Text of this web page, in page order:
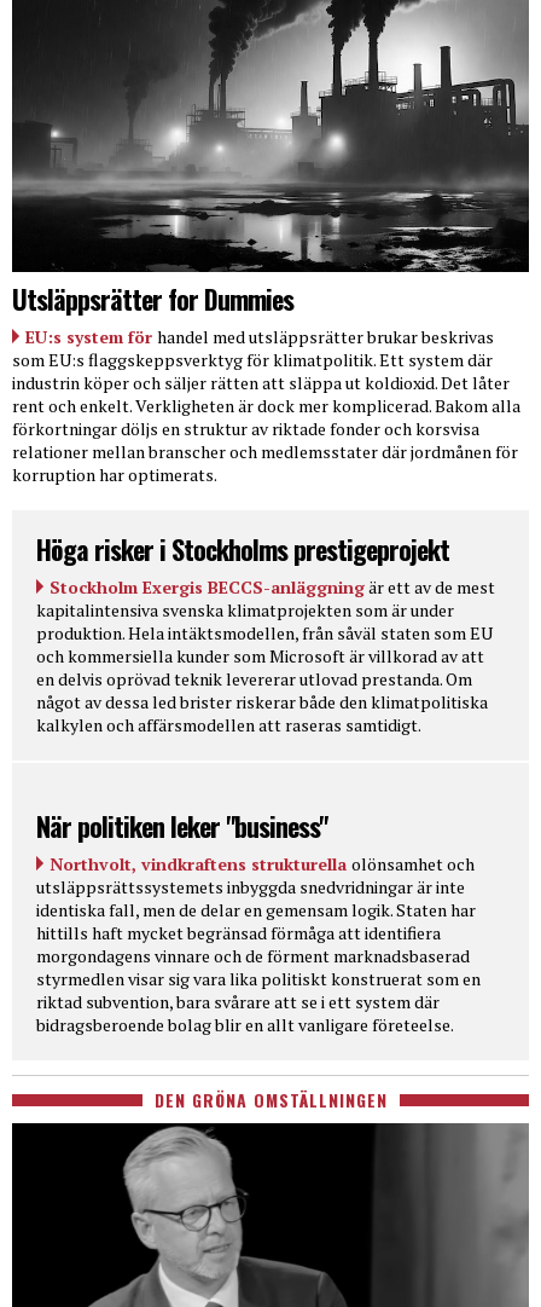
Utsläppsrätter for Dummies
EU:s system för handel med utsläppsrätter brukar beskrivas
som EU:s flaggskeppsverktyg för klimatpolitik. Ett system där
industrin köper och säljer rätten att släppa ut koldioxid. Det låter
rent och enkelt. Verkligheten är dock mer komplicerad. Bakom alla
förkortningar döljs en struktur av riktade fonder och korsvisa
relationer mellan branscher och medlemsstater där jordmånen för
korruption har optimerats.
Höga risker i Stockholms prestigeprojekt
Stockholm Exergis BECCS-anläggningär ett av de mest
kapitalintensiva svenska klimatprojekten som är under
produktion. Hela intäktsmodellen, från såväl staten som EU
och kommersiella kunder som Microsoft är villkorad av att
en delvis oprövad teknik levererar utlovad prestanda. Om
något av dessa led brister riskerar både den klimatpolitiska
kalkylen och affärsmodellen att raseras samtidigt.
När politiken leker "business"
Northvolt, vindkraftens strukturella olönsamhet och
utsläppsrättssystemets inbyggda snedvridningar är inte
identiska fall, men de delar en gemensam logik. Staten har
hittills haft mycket begränsad förmåga att identifiera
morgondagens vinnare och de förment marknadsbaserad
styrmedlen visar sig vara lika politiskt konstruerat som en
riktad subvention, bara svårare att se i ett system där
bidragsberoende bolag blir en allt vanligare företeelse.
DEN GRÖNA OMSTÄLLNINGEN